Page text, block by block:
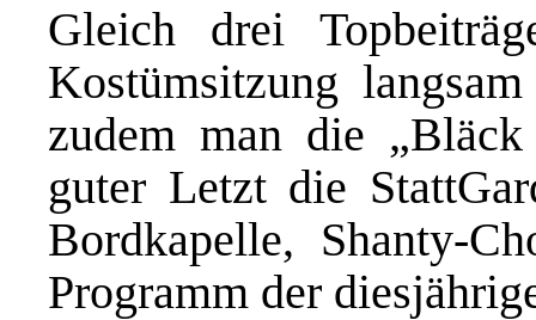
Gleich drei
Kostümsitzung
zudem man die
guter Letzt die
Bordkapelle, Shanty-
Programm der